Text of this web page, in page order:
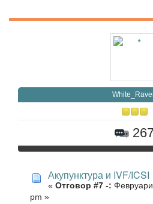
Акупунктура и IVF/ICSI
« Отговор #7 -:
pm »